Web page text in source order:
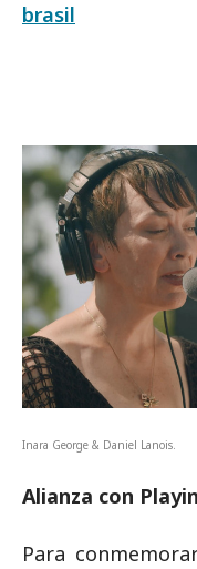
brasil
Inara George & Daniel Lanois.
Alianza con
Para